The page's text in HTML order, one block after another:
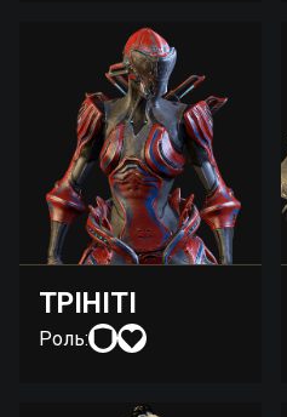
ТРІНІТІ
Роль: